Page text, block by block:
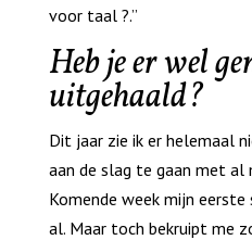
voor taal ?.”
Heb je er wel
uitgehaald?
Dit jaar zie ik er helemaal
aan de slag te gaan met al
Komende week mijn
al. Maar toch bekruipt me